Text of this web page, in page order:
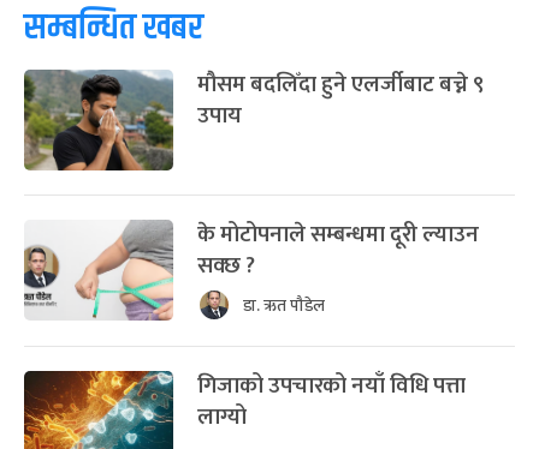
सम्बन्धित खबर
मौसम बदलिँदा हुने एलर्जीबाट बच्ने ९
उपाय
के मोटोपनाले सम्बन्धमा दूरी ल्याउन
सक्छ ?
डा. ऋत पौडेल
गिजाको उपचारको नयाँ विधि पत्ता
लाग्यो